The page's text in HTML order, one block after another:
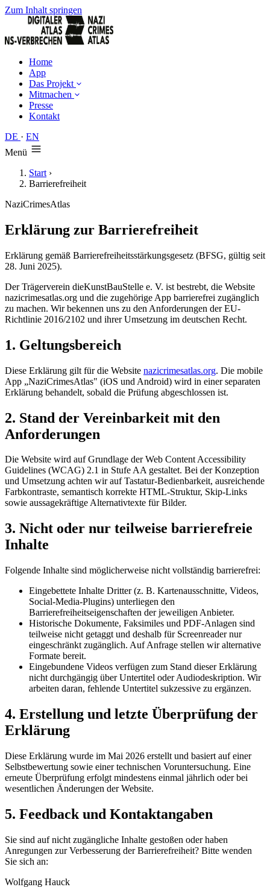
Zum Inhalt springen
Home
App
Das Projekt
Mitmachen
Presse
Kontakt
DE · EN
Menü
Start ›
Barrierefreiheit
NaziCrimesAtlas
Erklärung zur Barrierefreiheit
Erklärung gemäß Barrierefreiheitsstärkungsgesetz (BFSG, gültig seit
28. Juni 2025).
Der Trägerverein dieKunstBauStelle e. V. ist bestrebt, die Website
nazicrimesatlas.org und die zugehörige App barrierefrei zugänglich
zu machen. Wir bekennen uns zu den Anforderungen der EU-
Richtlinie 2016/2102 und ihrer Umsetzung im deutschen Recht.
1. Geltungsbereich
Diese Erklärung gilt für die Website nazicrimesatlas.org. Die mobile
App „NaziCrimesAtlas" (iOS und Android) wird in einer separaten
Erklärung behandelt, sobald die Prüfung abgeschlossen ist.
2. Stand der Vereinbarkeit mit den
Anforderungen
Die Website wird auf Grundlage der Web Content Accessibility
Guidelines (WCAG) 2.1 in Stufe AA gestaltet. Bei der Konzeption
und Umsetzung achten wir auf Tastatur-Bedienbarkeit, ausreichende
Farbkontraste, semantisch korrekte HTML-Struktur, Skip-Links
sowie aussagekräftige Alternativtexte für Bilder.
3. Nicht oder nur teilweise barrierefreie
Inhalte
Folgende Inhalte sind möglicherweise nicht vollständig barrierefrei:
Eingebettete Inhalte Dritter (z. B. Kartenausschnitte, Videos,
Social-Media-Plugins) unterliegen den
Barrierefreiheitseigenschaften der jeweiligen Anbieter.
Historische Dokumente, Faksimiles und PDF-Anlagen sind
teilweise nicht getaggt und deshalb für Screenreader nur
eingeschränkt zugänglich. Auf Anfrage stellen wir alternative
Formate bereit.
Eingebundene Videos verfügen zum Stand dieser Erklärung
nicht durchgängig über Untertitel oder Audiodeskription. Wir
arbeiten daran, fehlende Untertitel sukzessive zu ergänzen.
4. Erstellung und letzte Überprüfung der
Erklärung
Diese Erklärung wurde im Mai 2026 erstellt und basiert auf einer
Selbstbewertung sowie einer technischen Voruntersuchung. Eine
erneute Überprüfung erfolgt mindestens einmal jährlich oder bei
wesentlichen Änderungen der Website.
5. Feedback und Kontaktangaben
Sie sind auf nicht zugängliche Inhalte gestoßen oder haben
Anregungen zur Verbesserung der Barrierefreiheit? Bitte wenden
Sie sich an:
Wolfgang Hauck